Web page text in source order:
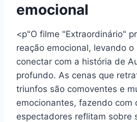
emocional
<p"O filme "Extraordinário"
reação emocional, levando o
conectar com a história de
profundo. As cenas que
triunfos são comoventes e
emocionantes, fazendo com
espectadores reflitam sobre